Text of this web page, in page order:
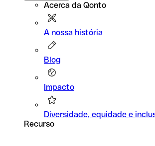
Acerca da Qonto
A nossa história
Blog
Impacto
Diversidade, equidade e
Recurso